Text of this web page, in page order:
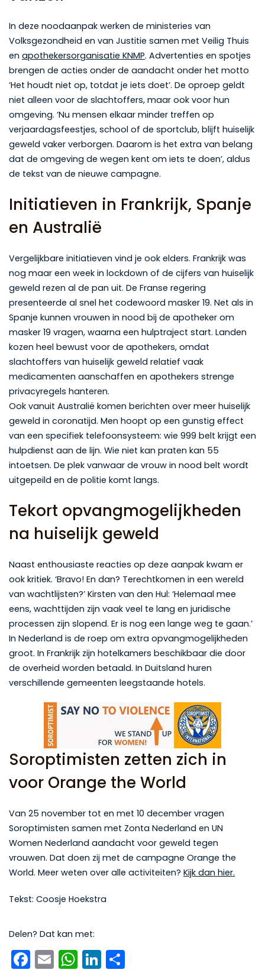
In deze noodaanpak werken de ministeries van
Volksgezondheid en van Justitie samen met Veilig Thuis
en apothekersorganisatie KNMP. Advertenties en spotjes
brengen de acties onder de aandacht onder het motto
‘Het houdt niet op, totdat je iets doet’. De oproep geldt
niet alleen voor de slachtoffers, maar ook voor hun
omgeving. ‘Nu mensen elkaar minder treffen op
verjaardagsfeestjes, school of de sportclub, blijft huiselijk
geweld vaker verborgen. Daarom is het extra van belang
dat de omgeving de wegen kent om iets te doen’, aldus
de tekst van de nieuwe campagne.
Initiatieven in Frankrijk, Spanje
en Australië
Vergelijkbare initiatieven vind je ook elders. Frankrijk was
nog maar een week in lockdown of de cijfers van huiselijk
geweld rezen al de pan uit. De Franse regering
presenteerde al snel het codewoord masker 19. Net als in
Spanje kunnen vrouwen in nood bij de apotheker om
masker 19 vragen, waarna een hulptraject start. Landen
kozen heel bewust voor de apothekers, omdat
slachtoffers van huiselijk geweld relatief vaak
medicamenten aanschaffen en apothekers strenge
privacyregels hanteren.
Ook vanuit Australië komen berichten over meer huiselijk
geweld in coronatijd. Men hoopt op een gunstig effect
van een specifiek telefoonsysteem: wie 999 belt krijgt een
hulpdienst aan de lijn. Wie niet kan praten kan 55
intoetsen. De plek vanwaar de vrouw in nood belt wordt
uitgepeild en de politie komt langs.
Tekort opvangmogelijkheden
na huiselijk geweld
Naast enthousiaste reacties op deze aanpak kwam er
ook kritiek. ‘Bravo! En dan? Terechtkomen in een wereld
van wachtlijsten?’ Kirsten van den Hul: ‘Helemaal mee
eens, wachttijden zijn vaak veel te lang en juridische
processen zijn slopend. Er is nog een lange weg te gaan.’
In Nederland is de roep om extra opvangmogelijkheden
groot. In Frankrijk zijn hotelkamers beschikbaar die door
de overheid worden betaald. In Duitsland huren
verschillende gemeenten leegstaande hotels.
Soroptimisten zetten zich in
voor Orange the World
Van 25 november tot en met 10 december vragen
Soroptimisten samen met Zonta Nederland en UN
Women Nederland aandacht voor geweld tegen
vrouwen. Dat doen zij met de campagne Orange the
World. Meer weten over alle activiteiten? Kijk dan hier.
Tekst: Coosje Hoekstra
Delen? Dat kan met:
Facebook
EmailWhatsApp
LinkedIn